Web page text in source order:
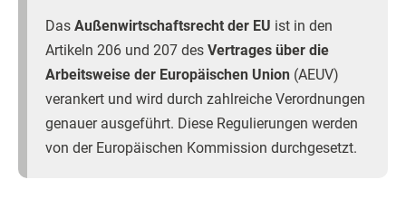
Das Außenwirtschaftsrecht der EU ist in den
Artikeln 206 und 207 des Vertrages über die
Arbeitsweise der Europäischen Union (AEUV)
verankert und wird durch zahlreiche Verordnungen
genauer ausgeführt. Diese Regulierungen werden
von der Europäischen Kommission durchgesetzt.